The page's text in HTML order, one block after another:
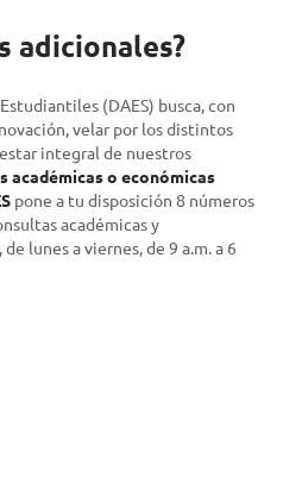
adicionales?
(DAES) busca, con
velar por los distintos
integral de nuestros
académicas o económicas
pone a tu disposición 8 números
académicas y
lunes a viernes, de 9 a.m. a 6